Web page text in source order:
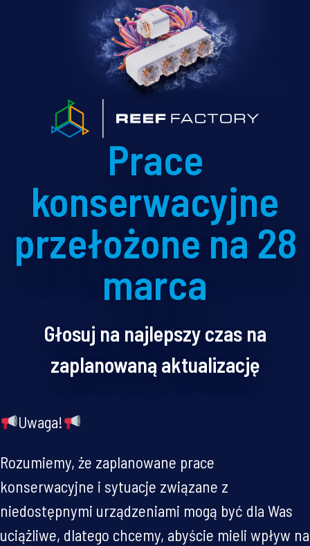
Prace
konserwacyjne
przełożone na 28
marca
Głosuj na najlepszy czas na
zaplanowaną aktualizację
Uwaga!
Rozumiemy, że zaplanowane prace
konserwacyjne i sytuacje związane z
niedostępnymi urządzeniami mogą być dla Was
uciążliwe, dlatego chcemy, abyście mieli wpływ na